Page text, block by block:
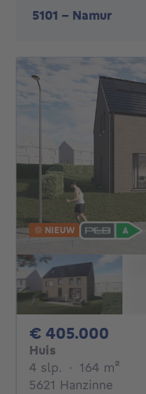
5101 - Namur
NIEUW
€ 405.000
Huis
4 slp. 4 slaapkamers
· 164 m²
5621 Hanzinne